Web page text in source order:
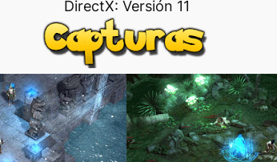
DirectX: Versión 11